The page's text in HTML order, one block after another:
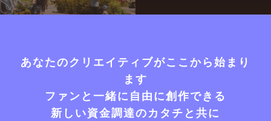
あなたのクリエイティブがここから始まり
ます
ファンと一緒に自由に創作できる
新しい資金調達のカタチと共に